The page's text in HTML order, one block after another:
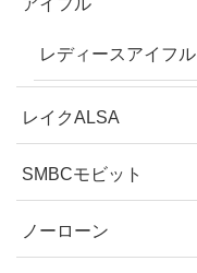
アイフル
レディースアイフル
レイクALSA
SMBCモビット
ノーローン